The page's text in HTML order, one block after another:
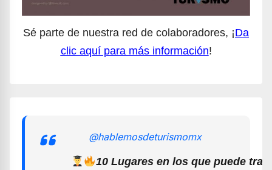
Sé parte de nuestra red de colaboradores, ¡Da
clic aquí para más información!
@hablemosdeturismomx
10 Lugares en los que puede